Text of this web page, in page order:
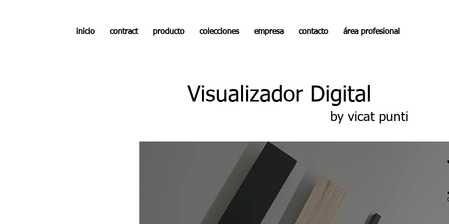
inicio contract producto colecciones empresa contacto área profesional
Visualizador Digital
by vicat punti